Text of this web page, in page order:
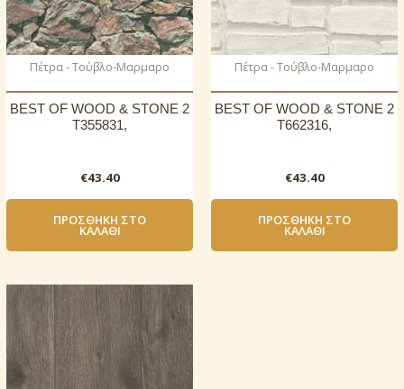
Πέτρα - Τούβλο-Μαρμαρο
BEST OF WOOD & STONE 2
T355831,
€43.40
ΠΡΟΣΘΉΚΗ ΣΤΟ
ΚΑΛΆΘΙ
Πέτρα - Τούβλο-Μαρμαρο
BEST OF WOOD & STONE 2
T662316,
€43.40
ΠΡΟΣΘΉΚΗ ΣΤΟ
ΚΑΛΆΘΙ